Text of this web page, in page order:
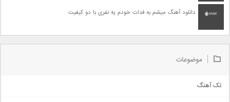
دانلود آهنگ میشم به فدات خودم یه نفری با دو کیفیت
موضوعات
تک آهنگ